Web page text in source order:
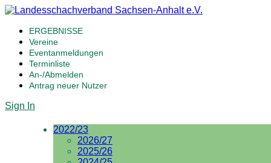
ERGEBNISSE
Vereine
Eventanmeldungen
Terminliste
An-/Abmelden
Antrag neuer Nutzer
Sign In
2022/23
2026/27
2025/26